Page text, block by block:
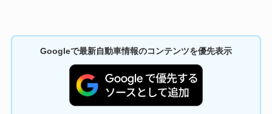
Googleで最新自動車情報のコンテンツを優先表示